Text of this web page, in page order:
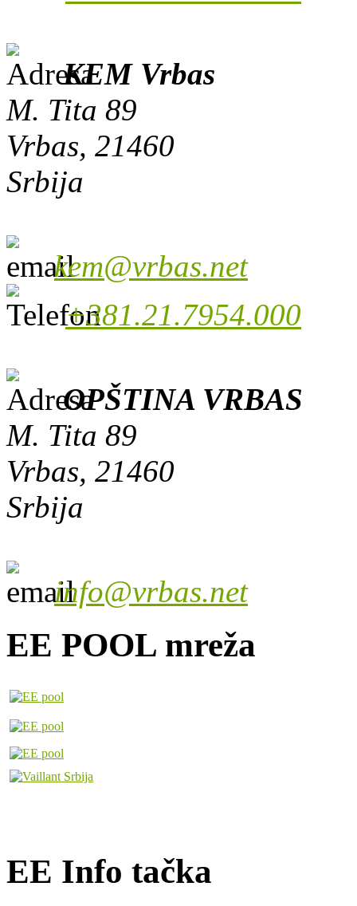
KEM Vrbas
M. Tita 89
Vrbas, 21460
Srbija
kem@vrbas.net
+381.21.7954.000
OPŠTINA VRBAS
M. Tita 89
Vrbas, 21460
Srbija
info@vrbas.net
EE POOL mreža
EE Info tačka